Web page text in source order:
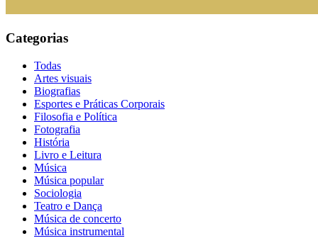
Categorias
Todas
Artes visuais
Biografias
Esportes e Práticas Corporais
Filosofia e Política
Fotografia
História
Livro e Leitura
Música
Música popular
Sociologia
Teatro e Dança
Música de concerto
Música instrumental